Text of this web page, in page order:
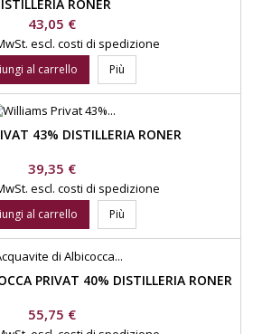
RONER
Prezzo
43,05 €
escl. costi di spedizione
al carrello Più
43% DISTILLERIA RONER
Prezzo
39,35 €
escl. costi di spedizione
al carrello Più
PRIVAT 40% DISTILLERIA RONER
Prezzo
55,75 €